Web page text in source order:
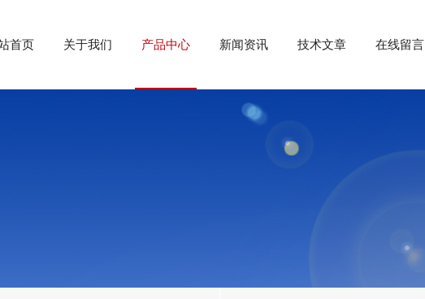
首页 关于我们 产品中心 新闻资讯 技术文章 在线留言